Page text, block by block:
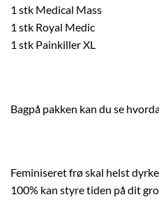
1 stk Medical Mass
1 stk Royal Medic
1 stk Painkiller XL
Bagpå pakken kan du se
Feminiseret frø skal helst
100% kan styre tiden på dit